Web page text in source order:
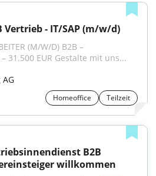
Vertrieb - IT/SAP (m/w/d)
(M/W/D) B2B –
31.500 EUR Gestalte mit uns...
AG
Homeoffice Teilzeit
B2B
willkommen